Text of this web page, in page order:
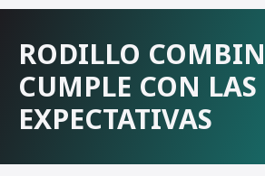
RODILLO
CUMPLE CON LAS
EXPECTATIVAS